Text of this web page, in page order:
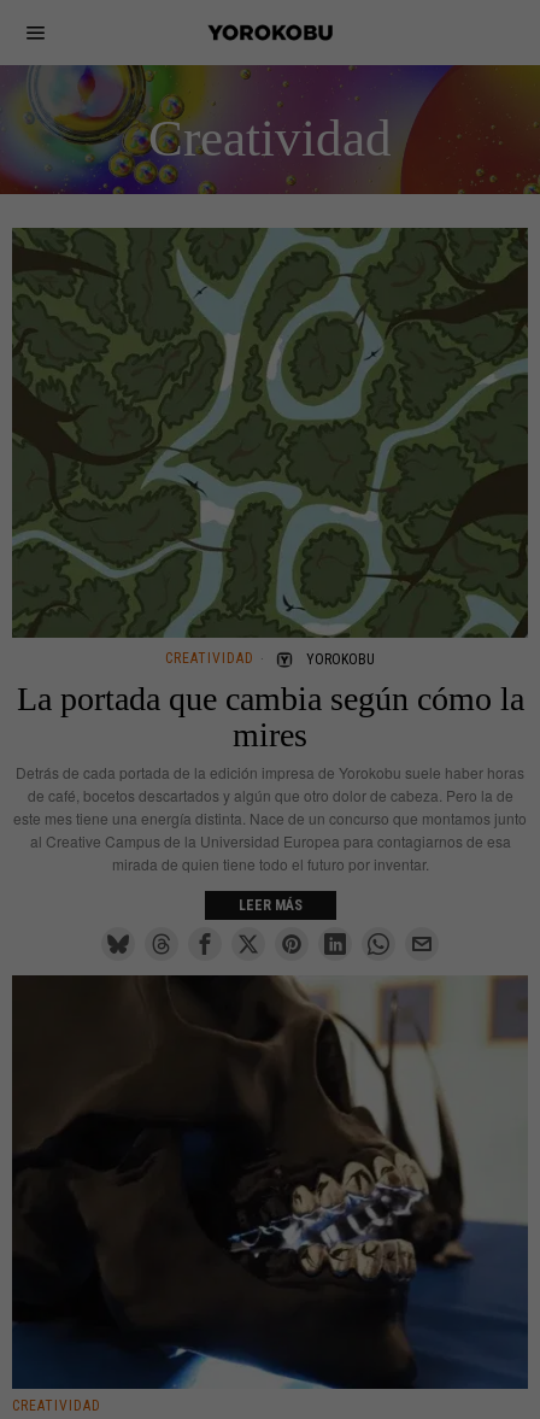
Creatividad
CREATIVIDAD YOROKOBU
La portada que cambia según cómo la
mires
Detrás de cada portada de la edición impresa de Yorokobu suele haber horas
de café, bocetos descartados y algún que otro dolor de cabeza. Pero la de
este mes tiene una energía distinta. Nace de un concurso que montamos junto
al Creative Campus de la Universidad Europea para contagiarnos de esa
mirada de quien tiene todo el futuro por inventar.
LEER MÁS
CREATIVIDAD